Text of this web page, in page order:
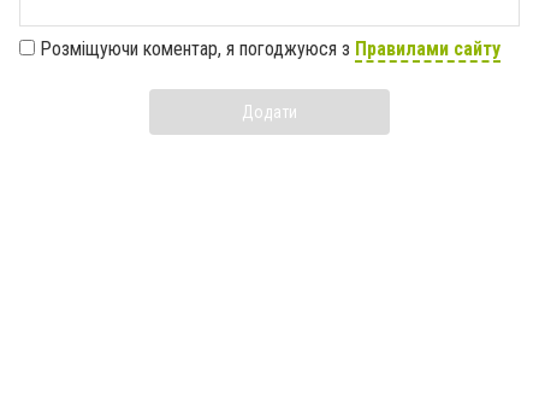
Розміщуючи коментар, я погоджуюся з Правилами сайту
Додати